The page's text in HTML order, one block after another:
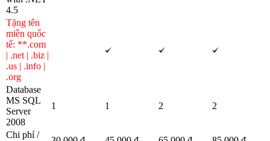
4.5
Tặng tên
miền quốc
tế: **.com
| .net | .biz |
.us | .info |
.org
Database
MS SQL
Server
2008
1 1 2 2
Chi phí /